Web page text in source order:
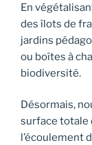
En
des îlots de
jardins
ou boîtes à
biodiversité.
Désormais,
surface totale
l’écoulement